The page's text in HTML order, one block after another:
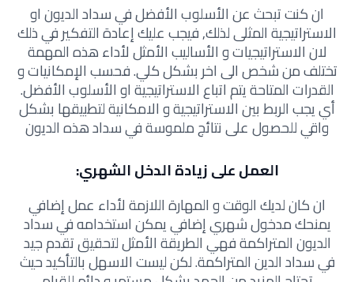
ان كنت تبحث عن الأسلوب الأفضل في سداد الديون او
الاستراتيجية المثلى لذلك, فيجب عليك إعادة التفكير في ذلك
لان الاستراتيجيات و الأساليب الأمثل لأداء هذه المهمة
تختلف من شخص الى اخر بشكل كلي. فحسب الإمكانيات و
القدرات المتاحة يتم اتباع الاستراتيجية او الأسلوب الأفضل.
أي يجب الربط بين الاستراتيجية و الامكانية لتطبيقها بشكل
واقي للحصول على نتائج ملموسة في سداد هذه الديون
العمل على زيادة الدخل الشهري:
ان كان لديك الوقت و المهارة اللازمة لأداء عمل إضافي
يمنحك مدخول شهري إضافي يمكن استخدامه في سداد
الديون المتراكمة فهي الطريقة الأمثل لتحقيق تقدم جيد
في سداد الدين المتراكمة. لكن ليست الاسهل بالتأكيد حيث